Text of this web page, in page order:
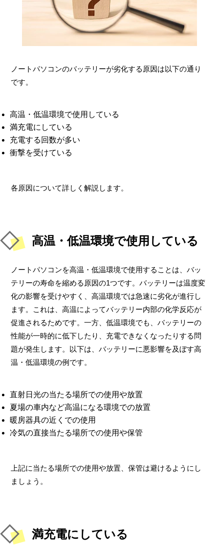
ノートパソコンのバッテリーが劣化する原因は以下の通り
です。
高温・低温環境で使用している
満充電にしている
充電する回数が多い
衝撃を受けている
各原因について詳しく解説します。
高温・低温環境で使用している
ノートパソコンを高温・低温環境で使用することは、バッ
テリーの寿命を縮める原因の1つです。バッテリーは温度変
化の影響を受けやすく、高温環境では急速に劣化が進行し
ます。これは、高温によってバッテリー内部の化学反応が
促進されるためです。一方、低温環境でも、バッテリーの
性能が一時的に低下したり、充電できなくなったりする問
題が発生します。以下は、バッテリーに悪影響を及ぼす高
温・低温環境の例です。
直射日光の当たる場所での使用や放置
夏場の車内など高温になる環境での放置
暖房器具の近くでの使用
冷気の直接当たる場所での使用や保管
上記に当たる場所での使用や放置、保管は避けるようにし
ましょう。
満充電にしている